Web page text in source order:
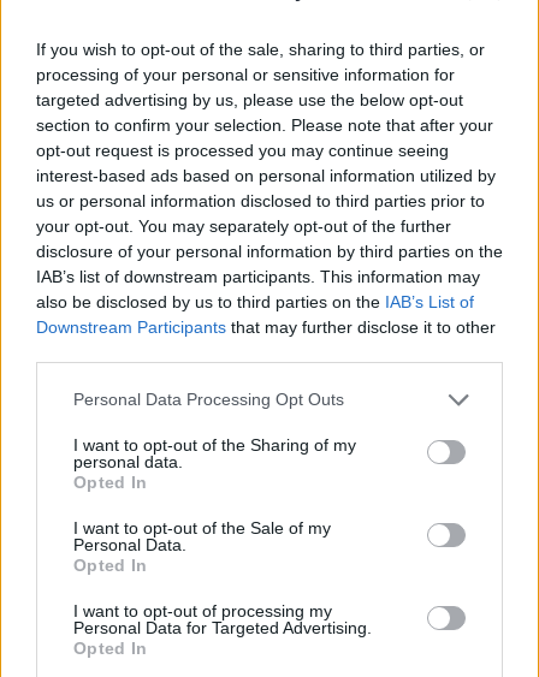
If you wish to opt-out of the sale, sharing to third parties, or
processing of your personal or sensitive information for
targeted advertising by us, please use the below opt-out
section to confirm your selection. Please note that after your
opt-out request is processed you may continue seeing
interest-based ads based on personal information utilized by
us or personal information disclosed to third parties prior to
your opt-out. You may separately opt-out of the further
disclosure of your personal information by third parties on the
IAB’s list of downstream participants. This information may
also be disclosed by us to third parties on the IAB’s List of
Downstream Participants that may further disclose it to other
Personal Data Processing Opt Outs
I want to opt-out of the Sharing of my
personal data.
Opted In
I want to opt-out of the Sale of my
Personal Data.
Opted In
I want to opt-out of processing my
Personal Data for Targeted Advertising.
Opted In
meglepetés, akkor a kétszámjegyű hozam szinte
garantált a szektorban. A kezelt vagyon a PSZÁF
adatai szerint már 3000 milliárd forint felett van, a
dinamikus növekedés azonban megszakadhat a
kormány tervei miatt.
Tegnap publikálta a Pénzügyi Szervezetek Állami
Felügyelete a pénztári szektorra vonatkozó legfrissebb
adatait, mindebből pedig az derül ki, hogy a szektor 2010
harmadik negyedévében 125 milliárd forintos befektetési
részvénypiacok a negyedév során nagyon szép...
KEDVES OLVASÓNK!
A keresett cikk a portfolio.hu hírarchívumához
tartozik, melynek olvasása előfizetéses
Az előfizetés a következőket tartalmazza:
Portfolio.hu teljes cikkarchívum